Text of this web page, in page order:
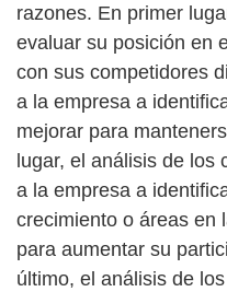
razones. En primer
evaluar su posición en
con sus competidores
a la empresa a
mejorar para
lugar, el análisis de los
a la empresa a
crecimiento o áreas en
para aumentar su
último, el análisis de